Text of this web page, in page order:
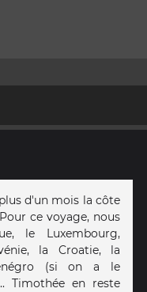
d'un mois la côte
ce voyage, nous
le Luxembourg,
la Croatie, la
(si on a le
Timothée en reste